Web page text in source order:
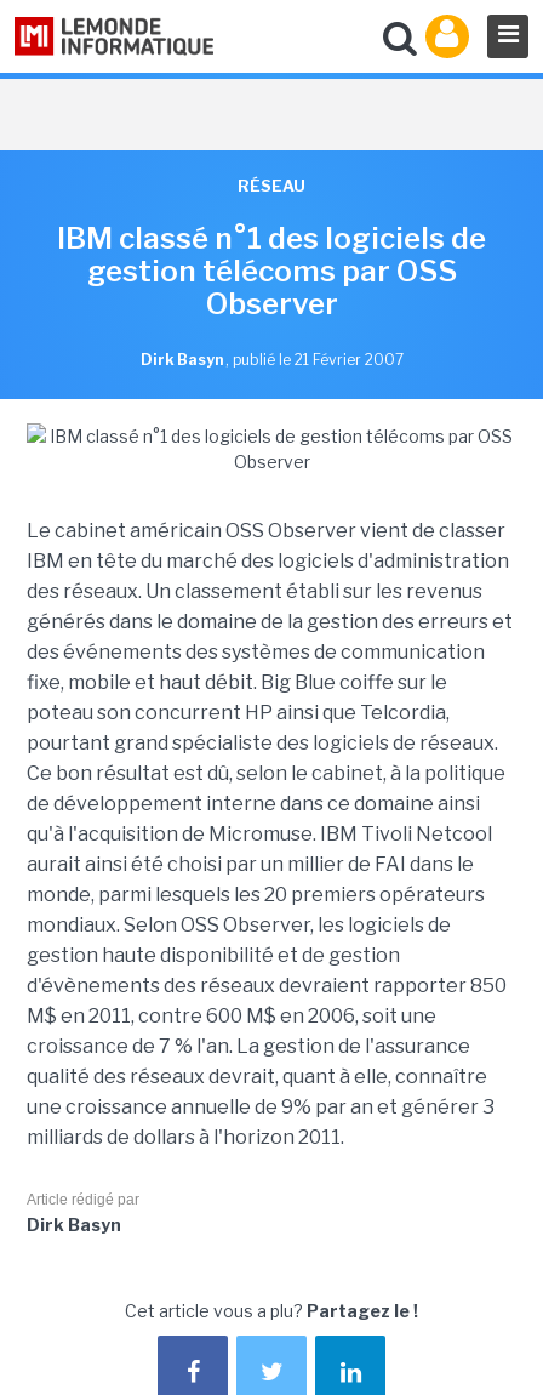
RÉSEAU
IBM classé n°1 des logiciels de
gestion télécoms par OSS
Observer
Dirk Basyn , publié le 21 Février 2007
Le cabinet américain OSS Observer vient de classer
IBM en tête du marché des logiciels d'administration
des réseaux. Un classement établi sur les revenus
générés dans le domaine de la gestion des erreurs et
des événements des systèmes de communication
fixe, mobile et haut débit. Big Blue coiffe sur le
poteau son concurrent HP ainsi que Telcordia,
pourtant grand spécialiste des logiciels de réseaux.
Ce bon résultat est dû, selon le cabinet, à la politique
de développement interne dans ce domaine ainsi
qu'à l'acquisition de Micromuse. IBM Tivoli Netcool
aurait ainsi été choisi par un millier de FAI dans le
monde, parmi lesquels les 20 premiers opérateurs
mondiaux. Selon OSS Observer, les logiciels de
gestion haute disponibilité et de gestion
d'évènements des réseaux devraient rapporter 850
M$ en 2011, contre 600 M$ en 2006, soit une
croissance de 7 % l'an. La gestion de l'assurance
qualité des réseaux devrait, quant à elle, connaître
une croissance annuelle de 9% par an et générer 3
milliards de dollars à l'horizon 2011.
Article rédigé par
Dirk Basyn
Cet article vous a plu? Partagez le !